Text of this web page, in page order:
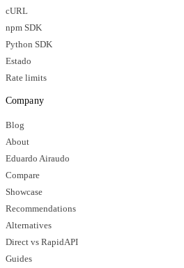
cURL
npm SDK
Python SDK
Estado
Rate limits
Company
Blog
About
Eduardo Airaudo
Compare
Showcase
Recommendations
Alternatives
Direct vs RapidAPI
Guides